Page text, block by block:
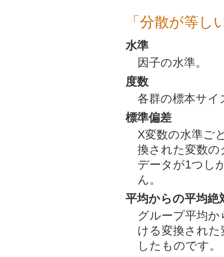
「分散が等
水準
因子の水準。
度数
各群の標本サイ
標準偏差
X変数の水準ご
換された変数の
データが1つし
ん。
平均からの平均絶
グループ平均
ける変換され
したものです。